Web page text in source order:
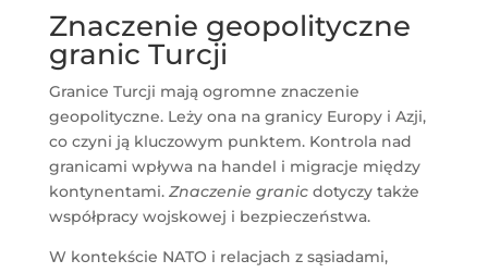
Znaczenie geopolityczne
granic Turcji
Granice Turcji mają ogromne znaczenie
geopolityczne. Leży ona na granicy Europy i Azji,
co czyni ją kluczowym punktem. Kontrola nad
granicami wpływa na handel i migracje między
kontynentami. Znaczenie granicdotyczy także
współpracy wojskowej i bezpieczeństwa.
W kontekście NATO i relacjach z sąsiadami,